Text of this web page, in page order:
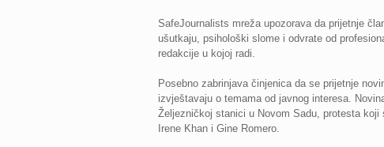
SafeJournalists mreža upozorava da prijetnje
ušutkaju, psihološki slome i odvrate od
redakcije u kojoj radi.
Posebno zabrinjava činjenica da se prijetnje
izvještavaju o temama od javnog interesa.
Željezničkoj stanici u Novom Sadu, protesta
Irene Khan i Gine Romero.